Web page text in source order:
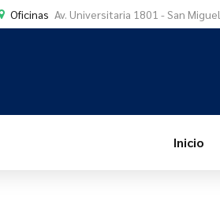
Oficinas Av. Universitaria 1801 - San Miguel
Inicio